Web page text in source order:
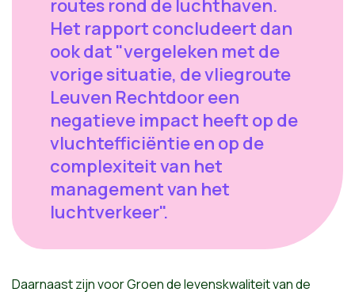
routes rond de luchthaven.
Het rapport concludeert dan
ook dat "vergeleken met de
vorige situatie, de vliegroute
Leuven Rechtdoor een
negatieve impact heeft op de
vluchtefficiëntie en op de
complexiteit van het
management van het
luchtverkeer".
Daarnaast zijn voor Groen de levenskwaliteit van de